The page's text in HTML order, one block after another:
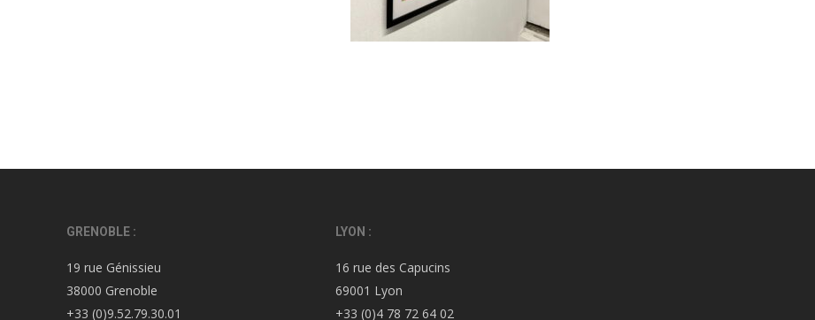
GRENOBLE :
19 rue Génissieu
38000 Grenoble
+33 (0)9.52.79.30.01
LYON :
16 rue des Capucins
69001 Lyon
+33 (0)4 78 72 64 02